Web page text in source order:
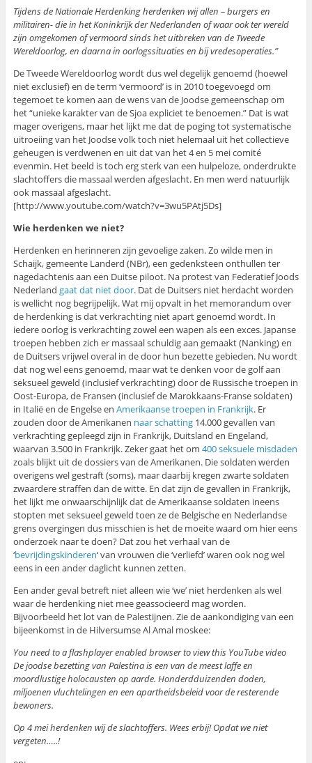
Tijdens de Nationale Herdenking herdenken wij allen – burgers en
militairen- die in het Koninkrijk der Nederlanden of waar ook ter wereld
zijn omgekomen of vermoord sinds het uitbreken van de Tweede
Wereldoorlog, en daarna in oorlogssituaties en bij vredesoperaties.”
De Tweede Wereldoorlog wordt dus wel degelijk genoemd (hoewel
niet exclusief) en de term ‘vermoord’ is in 2010 toegevoegd om
tegemoet te komen aan de wens van de Joodse gemeenschap om
het “unieke karakter van de Sjoa expliciet te benoemen.” Dat is wat
mager overigens, maar het lijkt me dat de poging tot systematische
uitroeiing van het Joodse volk toch niet helemaal uit het collectieve
geheugen is verdwenen en uit dat van het 4 en 5 mei comité
evenmin. Het beeld is toch erg sterk van een hulpeloze, onderdrukte
slachtoffers die massaal werden afgeslacht. En men werd natuurlijk
ook massaal afgeslacht.
[http://www.youtube.com/watch?v=3wu5PAtj5Ds]
Wie herdenken we niet?
Herdenken en herinneren zijn gevoelige zaken. Zo wilde men in
Schaijk, gemeente Landerd (NBr), een gedenksteen onthullen ter
nagedachtenis aan een Duitse piloot. Na protest van Federatief Joods
Nederland gaat dat niet door. Dat de Duitsers niet herdacht worden
is wellicht nog begrijpelijk. Wat mij opvalt in het memorandum over
de herdenking is dat verkrachting niet apart genoemd wordt. In
iedere oorlog is verkrachting zowel een wapen als een exces. Japanse
troepen hebben zich er massaal schuldig aan gemaakt (Nanking) en
de Duitsers vrijwel overal in de door hun bezette gebieden. Nu wordt
dat nog wel eens genoemd, maar wat te denken voor de golf aan
seksueel geweld (inclusief verkrachting) door de Russische troepen in
Oost-Europa, de Fransen (inclusief de Marokkaans-Franse soldaten)
in Italië en de Engelse en Amerikaanse troepen in Frankrijk. Er
zouden door de Amerikanen naar schatting14.000 gevallen van
verkrachting gepleegd zijn in Frankrijk, Duitsland en Engeland,
waarvan 3.500 in Frankrijk. Zeker gaat het om 400 seksuele misdaden
zoals blijkt uit de dossiers van de Amerikanen. Die soldaten werden
overigens wel gestraft (soms), maar daarbij kregen zwarte soldaten
zwaardere straffen dan de witte. En dat zijn de gevallen in Frankrijk,
het lijkt me onwaarschijnlijk dat de Amerikaanse soldaten ineens
stopten met seksueel geweld toen ze de Belgische en Nederlandse
grens overgingen dus misschien is het de moeite waard om hier eens
onderzoek naar te doen? Dat zou het verhaal van de
‘bevrijdingskinderen‘ van vrouwen die ‘verliefd’ waren ook nog wel
eens in een ander daglicht kunnen zetten.
Een ander geval betreft niet alleen wie ‘we’ niet herdenken als wel
waar de herdenking niet mee geassocieerd mag worden.
Bijvoorbeeld het lot van de Palestijnen. Zie de aankondiging van een
bijeenkomst in de Hilversumse Al Amal moskee:
You need to a flashplayer enabled browser to view this YouTube video
De joodse bezetting van Palestina is een van de meest laffe en
moordlustige holocausten op aarde. Honderdduizenden doden,
miljoenen vluchtelingen en een apartheidsbeleid voor de resterende
bewoners.
Op 4 mei herdenken wij de slachtoffers. Wees erbij! Opdat we niet
vergeten…..!